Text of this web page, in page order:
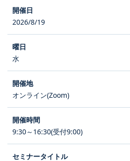
2026/8/19
水
オンライン(Zoom)
9:30～16:30(受付9:00)